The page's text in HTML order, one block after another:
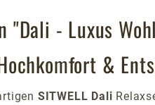
"Dali - Luxus
&
SITWELL Dali